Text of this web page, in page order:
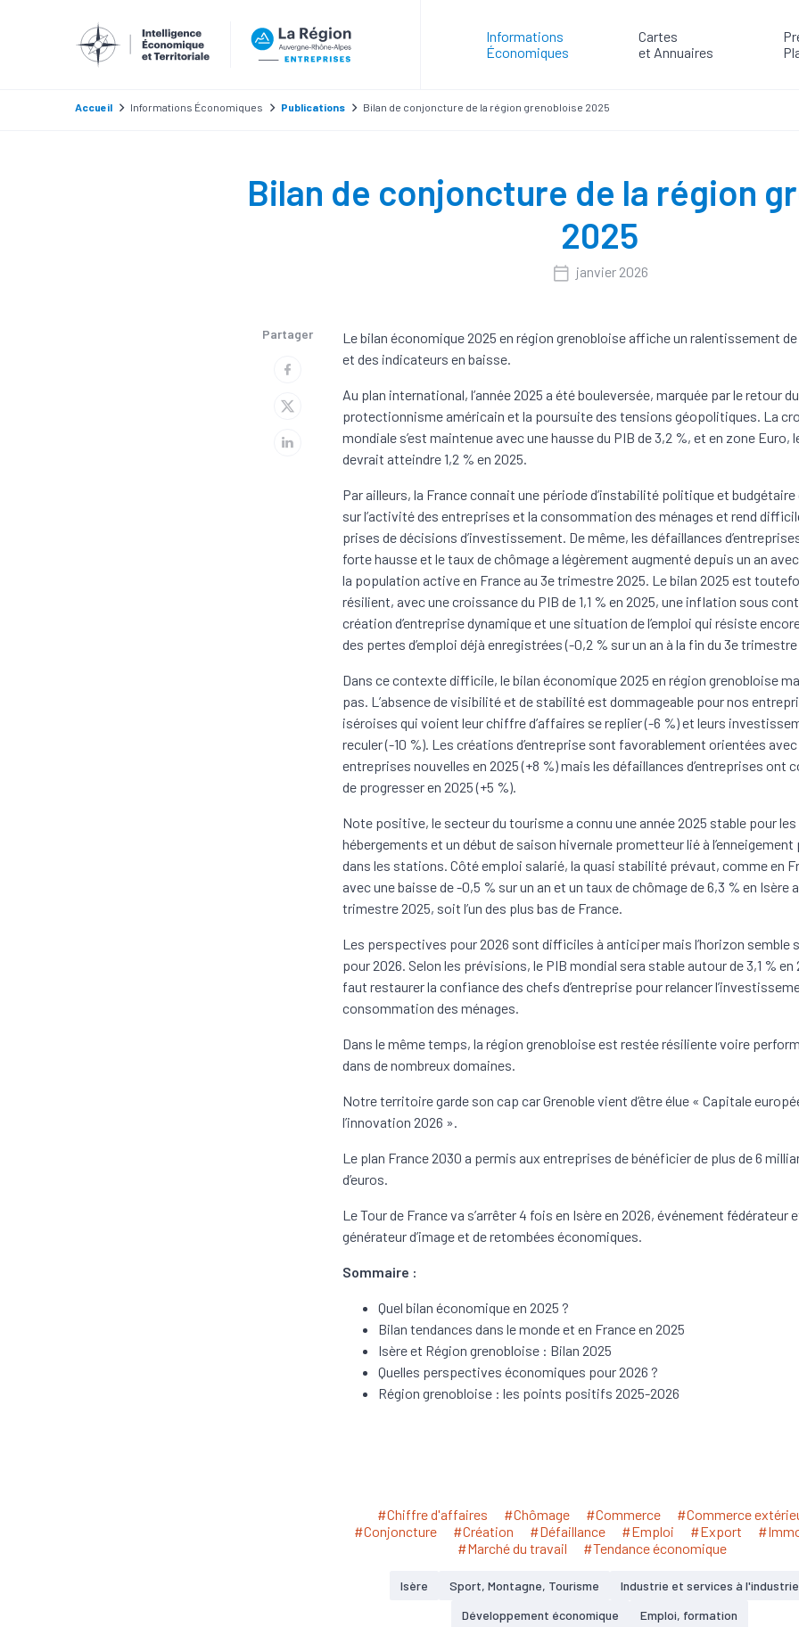
Informations
Économiques
Cartes
et Annuaires
Accueil Informations Économiques Publications Bilan de conjoncture de la région grenobloise 2025
Bilan de conjoncture de la région
2025
janvier 2026
Partager
Le bilan économique 2025 en région grenobloise affiche un ralentissement
et des indicateurs en baisse.
Au plan international, l’année 2025 a été bouleversée, marquée par le retour du
protectionnisme américain et la poursuite des tensions géopolitiques. La
mondiale s’est maintenue avec une hausse du PIB de 3,2 %, et en zone Euro,
devrait atteindre 1,2 % en 2025.
Par ailleurs, la France connait une période d’instabilité politique et budgétaire
sur l’activité des entreprises et la consommation des ménages et rend
prises de décisions d’investissement. De même, les défaillances
forte hausse et le taux de chômage a légèrement augmenté depuis un an
la population active en France au 3e trimestre 2025. Le bilan 2025 est
résilient, avec une croissance du PIB de 1,1 % en 2025, une inflation sous
création d’entreprise dynamique et une situation de l’emploi qui résiste
des pertes d’emploi déjà enregistrées (-0,2 % sur un an à la fin du 3e trimestre
Dans ce contexte difficile, le bilan économique 2025 en région grenobloise
pas. L’absence de visibilité et de stabilité est dommageable pour nos
iséroises qui voient leur chiffre d’affaires se replier (-6 %) et leurs
reculer (-10 %). Les créations d’entreprise sont favorablement orientées avec
entreprises nouvelles en 2025 (+8 %) mais les défaillances d’entreprises ont
de progresser en 2025 (+5 %).
Note positive, le secteur du tourisme a connu une année 2025 stable pour les
hébergements et un début de saison hivernale prometteur lié à l’enneigement
dans les stations. Côté emploi salarié, la quasi stabilité prévaut, comme en
avec une baisse de -0,5 % sur un an et un taux de chômage de 6,3 % en Isère
trimestre 2025, soit l’un des plus bas de France.
Les perspectives pour 2026 sont difficiles à anticiper mais l’horizon semble
pour 2026. Selon les prévisions, le PIB mondial sera stable autour de 3,1 % en
faut restaurer la confiance des chefs d’entreprise pour relancer
consommation des ménages.
Dans le même temps, la région grenobloise est restée résiliente voire
dans de nombreux domaines.
Notre territoire garde son cap car Grenoble vient d’être élue « Capitale
l’innovation 2026 ».
Le plan France 2030 a permis aux entreprises de bénéficier de plus de 6
d’euros.
Le Tour de France va s’arrêter 4 fois en Isère en 2026, événement fédérateur
générateur d’image et de retombées économiques.
Sommaire :
Quel bilan économique en 2025 ?
Bilan tendances dans le monde et en France en 2025
Isère et Région grenobloise : Bilan 2025
Quelles perspectives économiques pour 2026 ?
Région grenobloise : les points positifs 2025-2026
#Chiffre d'affaires #Chômage #Commerce
#Commerce
#Conjoncture
#Création #Défaillance #Emploi #Export
#Marché du travail
#Tendance économique
Isère Sport, Montagne, Tourisme
Industrie et services à l'industrie
Développement économique
Emploi, formation